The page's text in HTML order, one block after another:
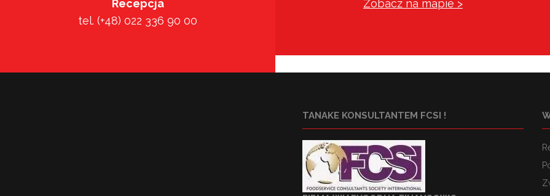
Recepcja
tel. (+48) 022 336 90 00
Zobacz na mapie >
TANAKE KONSULTANTEM FCSI !